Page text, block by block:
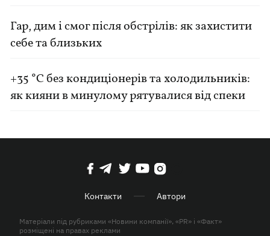
Гар, дим і смог після обстрілів: як захистити
себе та близьких
+35 °C без кондиціонерів та холодильників:
як кияни в минулому рятувалися від спеки
Контакти Автори
Матеріали під рубриками «Новини компанії», «PR» і «Факт»
розміщені на правах реклами